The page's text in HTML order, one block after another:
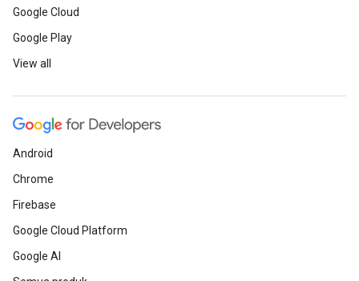
Google Cloud
Google Play
View all
Android
Chrome
Firebase
Google Cloud Platform
Google AI